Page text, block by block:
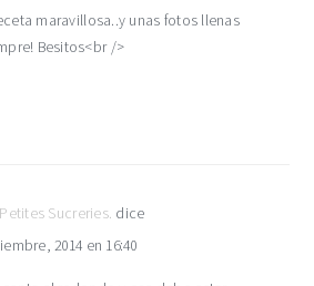
maravillosa..y unas fotos llenas
Besitos<br />
Sucreries. dice
2014 en 16:40